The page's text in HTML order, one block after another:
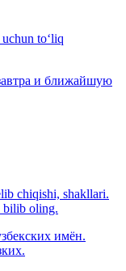
to‘liq
и ближайшую
chiqishi, shakllari.
bilib oling.
имён.